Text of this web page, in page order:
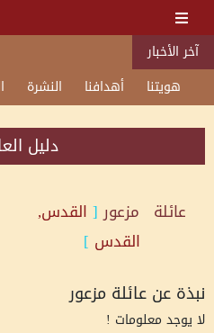
آخر الأخبار
هويتنا
أهدافنا النشرة
دليل
عائلة مزعور [ القدس,
القدس ]
نبذة عن عائلة مزعور
لا يوجد معلومات !